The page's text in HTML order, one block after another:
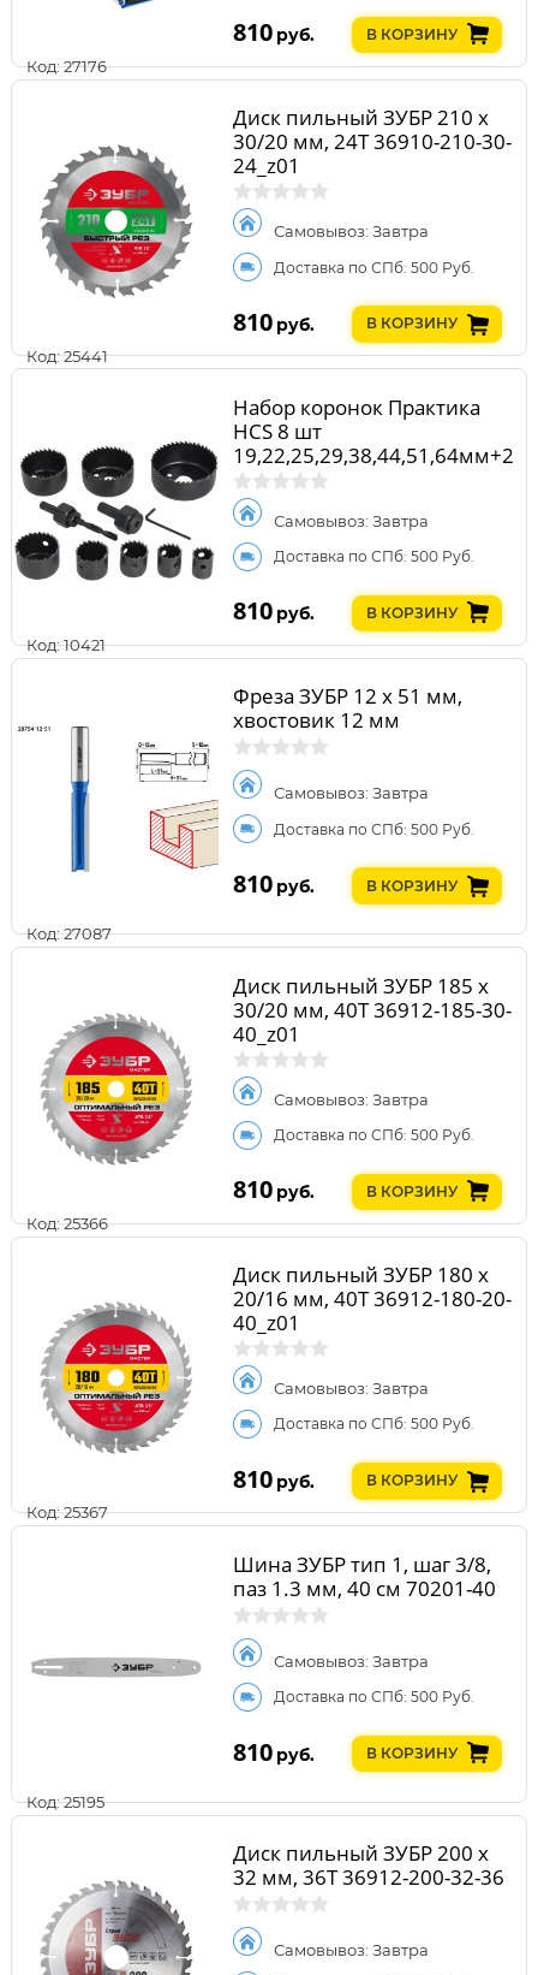
Код: 27176
810 руб. В КОРЗИНУ
Код: 25441
Диск пильный ЗУБР 210 x
30/20 мм, 24Т 36910-210-30-
24_z01
Самовывоз: Завтра
Доставка по СПб: 500 Руб.
810 руб. В КОРЗИНУ
Код: 10421
Набор коронок Практика
HCS 8 шт
19,22,25,29,38,44,51,64мм+2
адаптера
Самовывоз: Завтра
Доставка по СПб: 500 Руб.
810 руб. В КОРЗИНУ
Код: 27087
Фреза ЗУБР 12 x 51 мм,
хвостовик 12 мм
Самовывоз: Завтра
Доставка по СПб: 500 Руб.
810 руб. В КОРЗИНУ
Код: 25366
Диск пильный ЗУБР 185 x
30/20 мм, 40Т 36912-185-30-
40_z01
Самовывоз: Завтра
Доставка по СПб: 500 Руб.
810 руб. В КОРЗИНУ
Код: 25367
Диск пильный ЗУБР 180 x
20/16 мм, 40Т 36912-180-20-
40_z01
Самовывоз: Завтра
Доставка по СПб: 500 Руб.
810 руб. В КОРЗИНУ
Код: 25195
Шина ЗУБР тип 1, шаг 3/8,
паз 1.3 мм, 40 см 70201-40
Самовывоз: Завтра
Доставка по СПб: 500 Руб.
810 руб. В КОРЗИНУ
Диск пильный ЗУБР 200 x
32 мм, 36Т 36912-200-32-36
Самовывоз: Завтра